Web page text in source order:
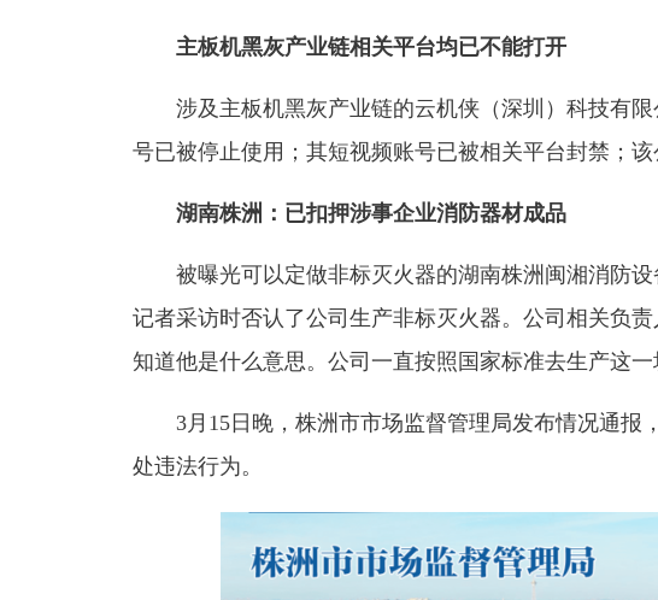
主板机黑灰产业链相关平台均已不能打开
涉及主板机黑灰产业链的云机侠（深圳）科技有限
号已被停止使用；其短视频账号已被相关平台封禁；该
湖南株洲： 已扣押涉事企业消防器材成品
被曝光可以定做非标灭火器的湖南株洲闽湘消防设
记者采访时否认了公司生产非标灭火器。公司相关负
知道他是什么意思。公司一直按照国家标准去生产这
3月15日晚，株洲市市场监督管理局发布情况通报
处违法行为。